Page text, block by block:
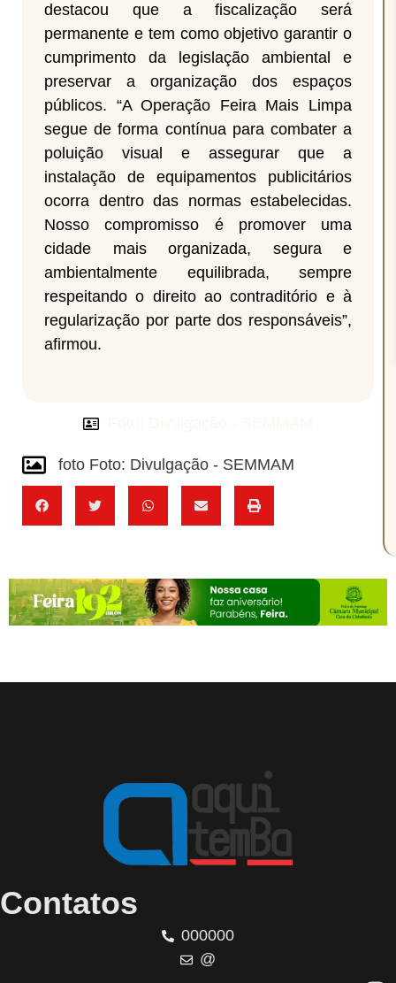
destacou que a fiscalização será
permanente e tem como objetivo garantir o
cumprimento da legislação ambiental e
preservar a organização dos espaços
públicos. “A Operação Feira Mais Limpa
segue de forma contínua para combater a
poluição visual e assegurar que a
instalação de equipamentos publicitários
ocorra dentro das normas estabelecidas.
Nosso compromisso é promover uma
cidade mais organizada, segura e
ambientalmente equilibrada, sempre
respeitando o direito ao contraditório e à
regularização por parte dos responsáveis”,
afirmou.
foto Foto: Divulgação - SEMMAM
Contatos
000000
@